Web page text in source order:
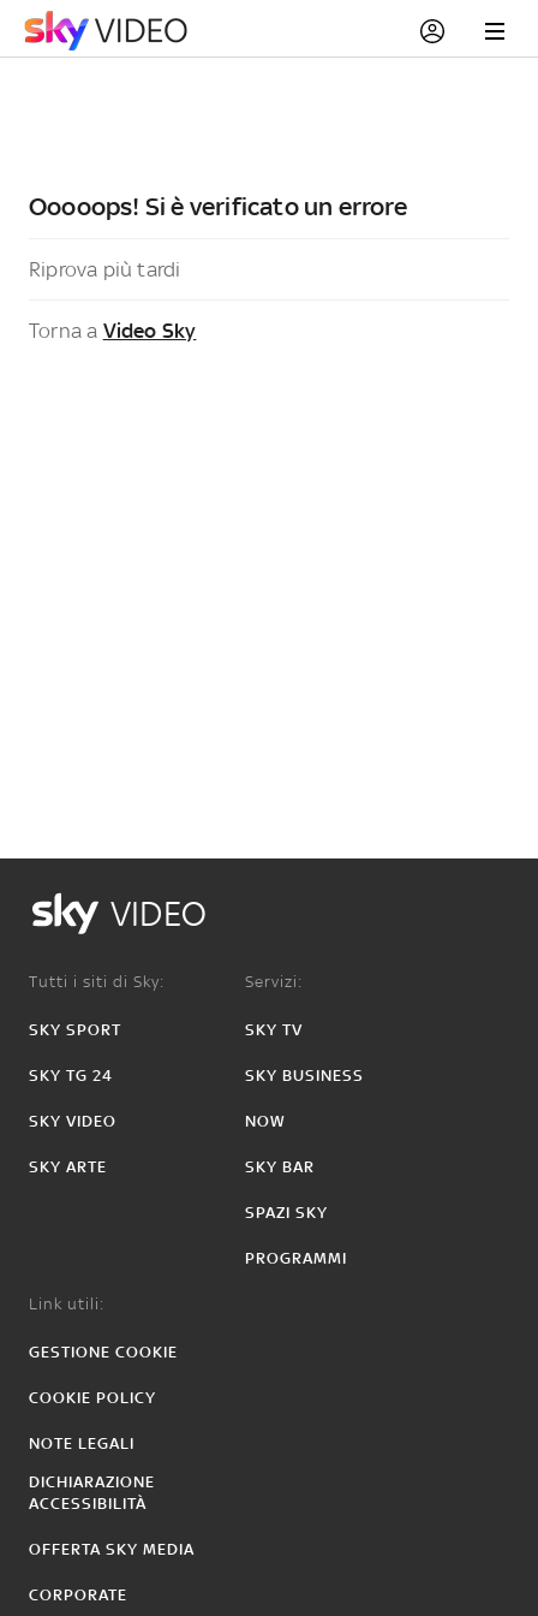
Ooooops! Si è verificato un errore
Riprova più tardi
Torna a Video Sky
VIDEO
Tutti i siti di Sky:
SKY SPORT
SKY TG 24
SKY VIDEO
SKY ARTE
Servizi:
SKY TV
SKY BUSINESS
NOW
SKY BAR
SPAZI SKY
PROGRAMMI
Link utili:
GESTIONE COOKIE
COOKIE POLICY
NOTE LEGALI
DICHIARAZIONE
ACCESSIBILITÀ
OFFERTA SKY MEDIA
CORPORATE